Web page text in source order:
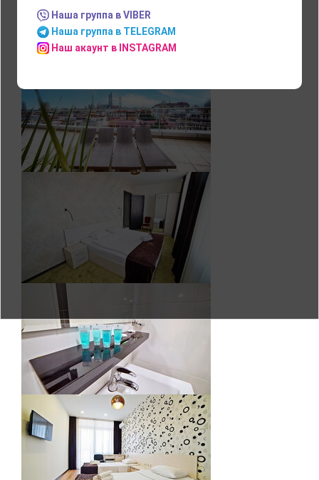
ОПИСАНИЕ ОТЕЛЯ
Наша группа в VIBER
Наша группа в TELEGRAM
Наш акаунт в INSTAGRAM